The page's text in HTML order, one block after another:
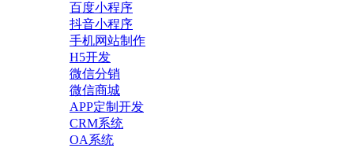
百度小程序
抖音小程序
手机网站制作
H5开发
微信分销
微信商城
APP定制开发
CRM系统
OA系统